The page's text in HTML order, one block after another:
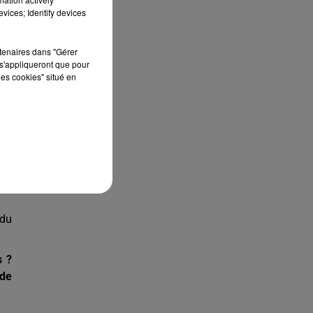
?
Identify devices
dans "Gérer
que pour
cookies" situé en